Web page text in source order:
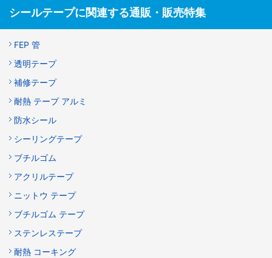
シールテープに関連する通販・販売特集
FEP 管
透明テープ
補修テープ
耐熱 テープ アルミ
防水シール
シーリングテープ
ブチルゴム
アクリルテープ
ニットウ テープ
ブチルゴム テープ
ステンレステープ
耐熱 コーキング